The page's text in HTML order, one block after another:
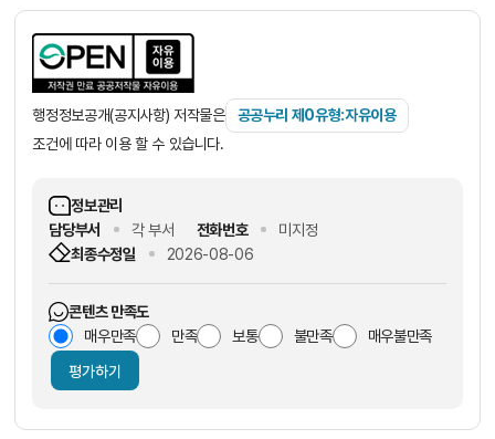
행정정보공개(공지사항) 저작물은
공공누리 제0유형:자유이용
조건에 따라 이용 할 수 있습니다.
정보관리
담당부서
각 부서 전화번호
미지정
최종수정일
2026-08-06
콘텐츠 만족도
매우만족
만족 보통 불만족 매우불만족
평가하기